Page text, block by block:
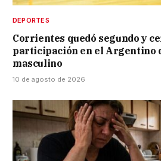
DEPORTES
Corrientes quedó segundo y
participación en el Argentino
masculino
10 de agosto de 2026